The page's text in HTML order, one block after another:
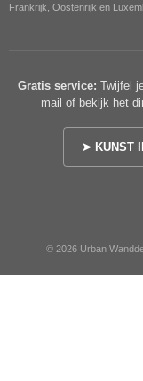
Frankrijk, Oostenrijk en
Gratis service: Twijfel
mail of bekijk het
➤ KUNST
© 2026 Urban